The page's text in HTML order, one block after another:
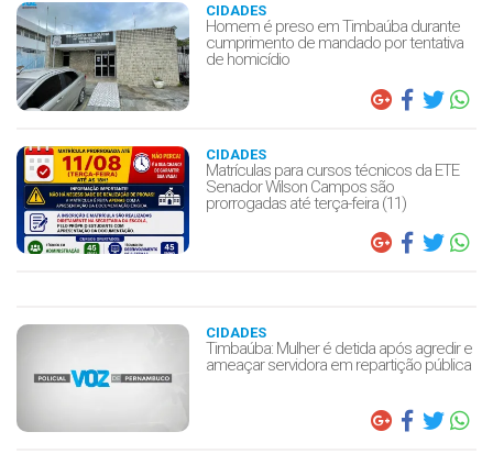
CIDADES
Homem é preso em Timbaúba durante
cumprimento de mandado por tentativa
de homicídio
CIDADES
Matrículas para cursos técnicos da ETE
Senador Wilson Campos são
prorrogadas até terça-feira (11)
CIDADES
Timbaúba: Mulher é detida após agredir e
ameaçar servidora em repartição pública